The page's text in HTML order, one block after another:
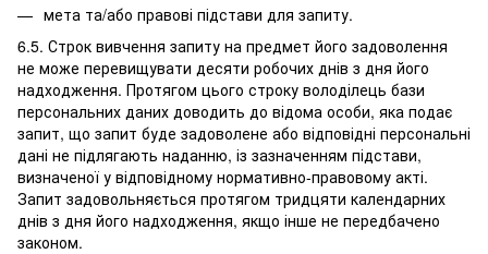
мета та/або правові підстави для запиту.
6.5. Строк вивчення запиту на предмет його задоволення
не може перевищувати десяти робочих днів з дня його
надходження. Протягом цього строку володілець бази
персональних даних доводить до відома особи, яка подає
запит, що запит буде задоволене або відповідні персональні
дані не підлягають наданню, із зазначенням підстави,
визначеної у відповідному нормативно-правовому акті.
Запит задовольняється протягом тридцяти календарних
днів з дня його надходження, якщо інше не передбачено
законом.